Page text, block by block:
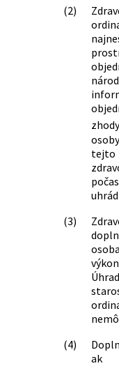
495/2022 Z. z.
518/2022 Z. z.
110/2023 Z. z.
(2)
(3)
(4)
ak